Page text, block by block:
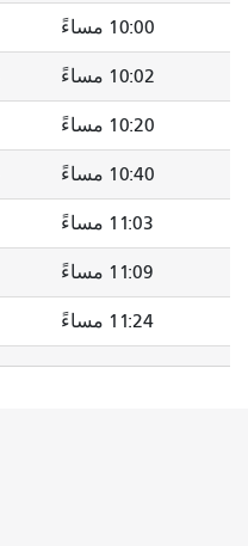
10:00 مساءً
10:02 مساءً
10:20 مساءً
10:40 مساءً
11:03 مساءً
11:09 مساءً
11:24 مساءً